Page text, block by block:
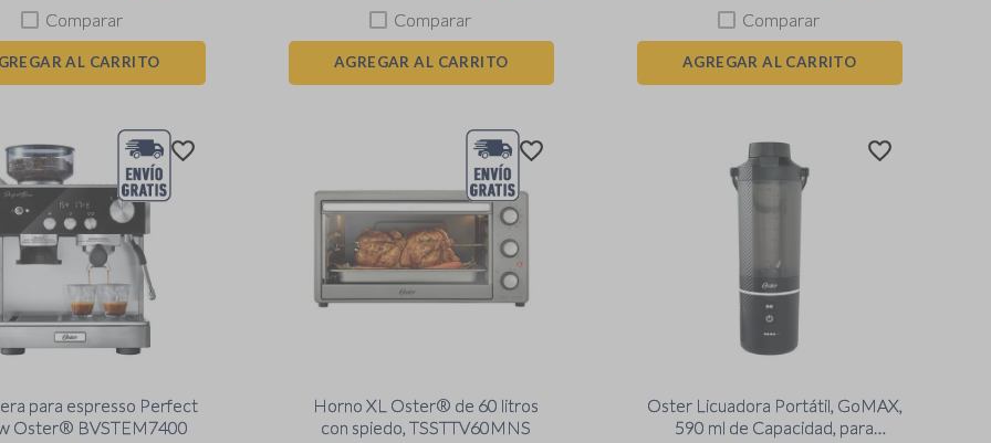
Comparar
AL CARRITO
Comparar
AGREGAR AL CARRITO
Comparar
AGREGAR AL CARRITO
para espresso Perfect
Oster® BVSTEM7400
Horno XL Oster® de 60 litros
con spiedo, TSSTTV60MNS
Oster Licuadora Portátil, GoMAX,
590 ml de Capacidad, para